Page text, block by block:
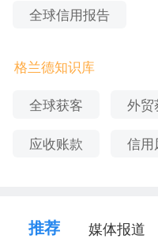
全球信用报告
格兰德知识库
全球获客 外贸
应收账款 信用
推荐 媒体报道